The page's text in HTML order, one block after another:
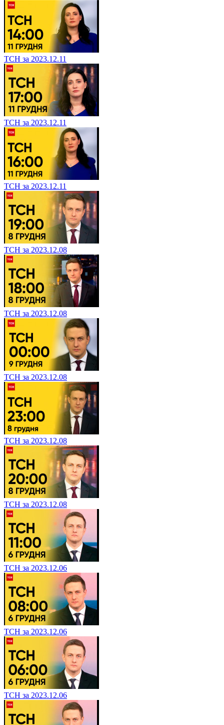
ТСН за 2023.12.11
ТСН за 2023.12.11
ТСН за 2023.12.11
ТСН за 2023.12.08
ТСН за 2023.12.08
ТСН за 2023.12.08
ТСН за 2023.12.08
ТСН за 2023.12.08
ТСН за 2023.12.06
ТСН за 2023.12.06
ТСН за 2023.12.06